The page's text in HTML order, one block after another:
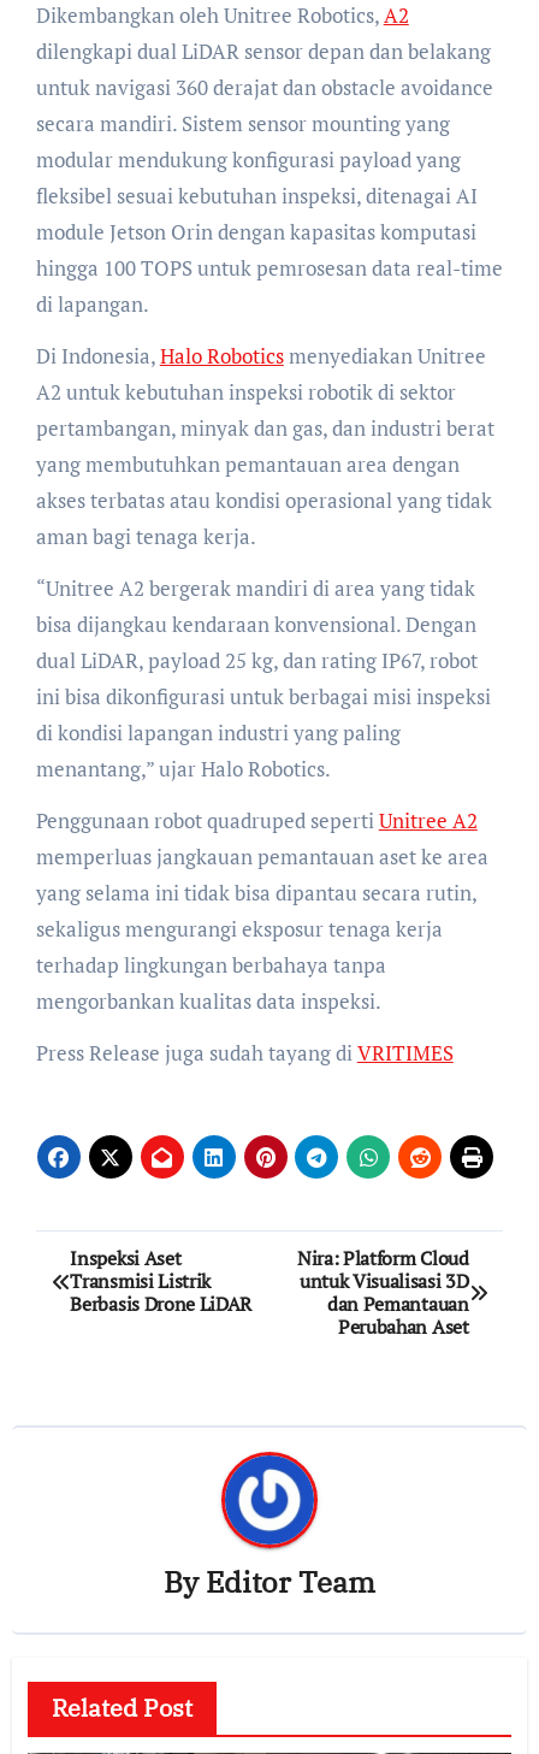
Dikembangkan oleh Unitree Robotics,A2
dilengkapi dual LiDAR sensor depan dan belakang
untuk navigasi 360 derajat dan obstacle avoidance
secara mandiri. Sistem sensor mounting yang
modular mendukung konfigurasi payload yang
fleksibel sesuai kebutuhan inspeksi, ditenagai AI
module Jetson Orin dengan kapasitas komputasi
hingga 100 TOPS untuk pemrosesan data real-time
di lapangan.
Di Indonesia,Halo Roboticsmenyediakan Unitree
A2 untuk kebutuhan inspeksi robotik di sektor
pertambangan, minyak dan gas, dan industri berat
yang membutuhkan pemantauan area dengan
akses terbatas atau kondisi operasional yang tidak
aman bagi tenaga kerja.
“Unitree A2 bergerak mandiri di area yang tidak
bisa dijangkau kendaraan konvensional. Dengan
dual LiDAR, payload 25 kg, dan rating IP67, robot
ini bisa dikonfigurasi untuk berbagai misi inspeksi
di kondisi lapangan industri yang paling
menantang,” ujar Halo Robotics.
Penggunaan robot quadruped sepertiUnitree A2
memperluas jangkauan pemantauan aset ke area
yang selama ini tidak bisa dipantau secara rutin,
sekaligus mengurangi eksposur tenaga kerja
terhadap lingkungan berbahaya tanpa
mengorbankan kualitas data inspeksi.
Press Release juga sudah tayang diVRITIMES
Post
navigation
Inspeksi Aset
Transmisi Listrik
Berbasis Drone LiDAR
Nira: Platform Cloud
untuk Visualisasi 3D
dan Pemantauan
Perubahan Aset
ByEditor Team
Related Post